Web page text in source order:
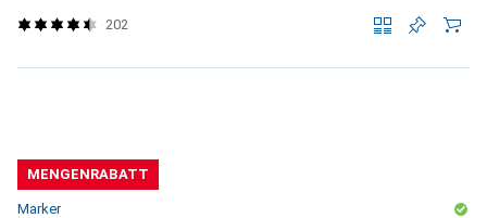
202
MENGENRABATT
Marker